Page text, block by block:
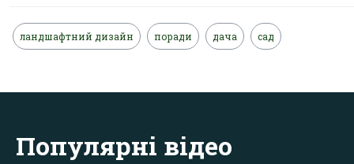
ландшафтний дизайн поради дача сад
Популярні відео